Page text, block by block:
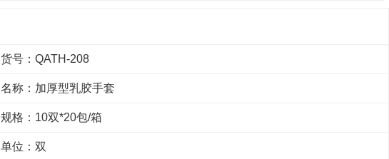
货号：QATH-208
名称：加厚型乳胶手套
规格：10双*20包/箱
单位：双